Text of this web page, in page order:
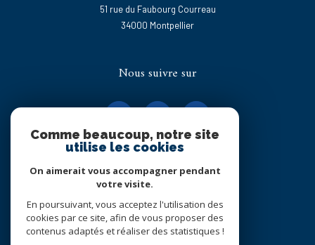
51 rue du Faubourg Courreau
34000
montpellier
Nous suivre sur
Adhérents
Comme beaucoup, notre site
utilise les cookies
On aimerait vous accompagner pendant
votre visite.
En poursuivant, vous acceptez l'utilisation des
cookies par ce site, afin de vous proposer des
contenus adaptés et réaliser des statistiques !